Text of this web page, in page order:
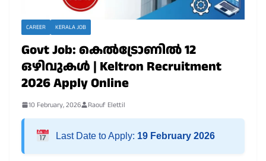
CAREER KERALA JOB
Govt Job: കെൽട്രോണിൽ 12
ഒഴിവുകൾ | Keltron Recruitment
2026 Apply Online
10 February, 2026 Raouf Elettil
Last Date to Apply: 19 February 2026